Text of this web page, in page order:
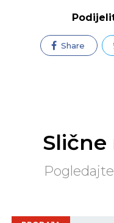
Share
Pogledajte